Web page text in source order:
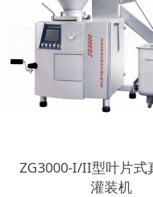
ZG3000-I/II型叶片式
灌装机